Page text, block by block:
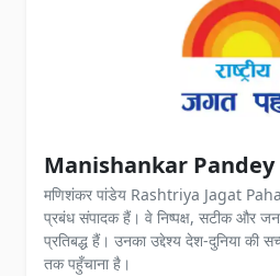
Manishankar Pandey
मणिशंकर पांडेय Rashtriya Jagat
प्रबंध संपादक हैं। वे निष्पक्ष, सटीक और
प्रतिबद्ध हैं। उनका उद्देश्य देश-दुनिया की
तक पहुँचाना है।